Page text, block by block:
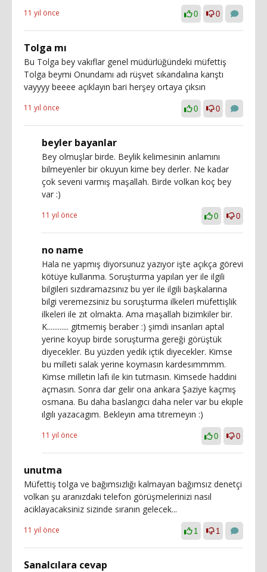
11 yıl önce 0 0
Tolga mı
Bu Tolga bey vakıflar genel müdürlüğündeki müfettiş
Tolga beymi Onundamı adı rüşvet sıkandalına karıştı
vayyyy beeee açıklayın bari herşey ortaya çıksın
11 yıl önce 0 0
beyler bayanlar
Bey olmuşlar birde. Beylik kelimesinin anlamını
bilmeyenler bir okuyun kime bey derler. Ne kadar
çok seveni varmış maşallah. Birde volkan koç bey
var :)
11 yıl önce 0 0
no name
Hala ne yapmış diyorsunuz yazıyor işte açıkça görevi
kötüye kullanma. Soruşturma yapılan yer ile ilgili
bilgileri sızdıramazsınız bu yer ile ilgili başkalarına
bilgi veremezsiniz bu soruşturma ilkeleri müfettişlik
ilkeleri ile zıt olmakta. Ama maşallah bizimkiler bir.
K............ gitmemiş beraber :) şimdi insanları aptal
yerine koyup birde soruşturma gereği görüştük
diyecekler. Bu yüzden yedik içtik diyecekler. Kimse
bu milleti salak yerine koymasın kardesımmmm.
Kimse milletin lafı ile kin tutmasın. Kimsede haddini
açmasın. Sonra dar gelir ona ankara Şaziye kaçmış
osmana. Bu daha baslangıcı daha neler var bu ekıple
ılgılı yazacagım. Bekleyın ama tıtremeyın :)
11 yıl önce 0 0
unutma
Müfettiş tolga ve bağımsızlığı kalmayan bağımsız denetçi
volkan şu aranızdaki telefon görüşmelerinizi nasıl
aciklayacaksiniz sizinde sıranın gelecek...
11 yıl önce 1 1
Sanalcılara cevap